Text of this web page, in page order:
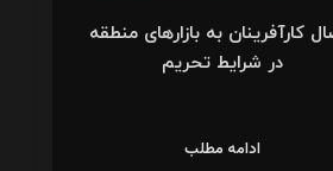
کارآفرینان به بازارهای منطقه
در شرایط تحریم
ادامه مطلب